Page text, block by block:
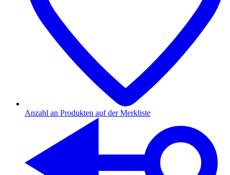
Anzahl an Produkten auf der Merkliste